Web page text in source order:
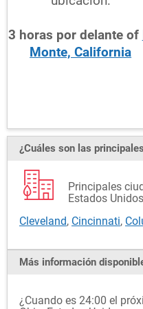
3 horas por delante of
Monte, California
¿Cuáles son las
Principales
Estados
Cleveland, Cincinnati,
Más información
¿Cuando es 24:00 el